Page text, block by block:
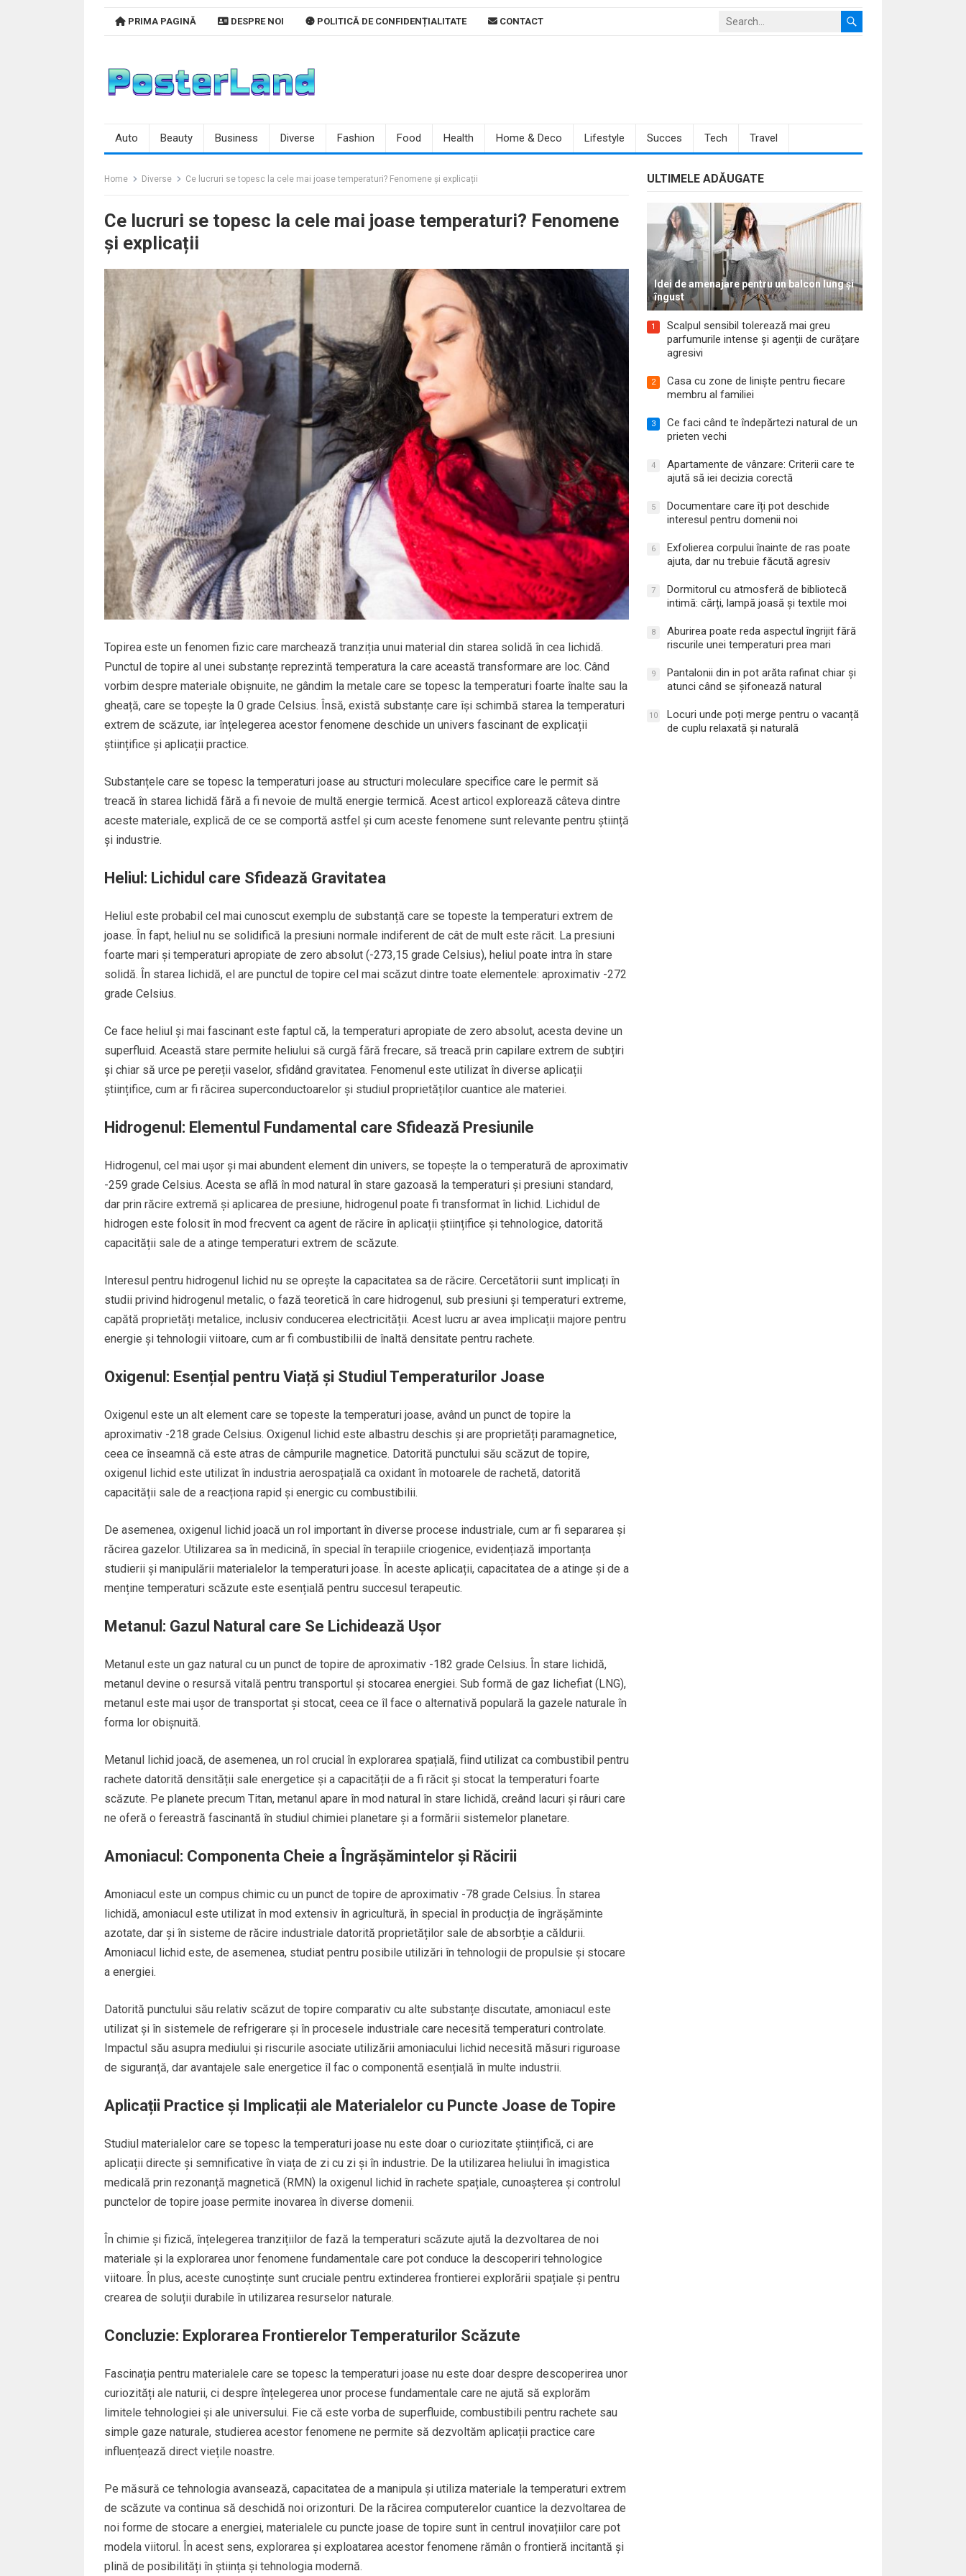
PRIMA PAGINĂ DESPRE NOI POLITICĂ DE CONFIDENȚIALITATE CONTACT
Auto Beauty Business Diverse Fashion Food Health Home & Deco Lifestyle Succes Tech Travel
Home Diverse Ce lucruri se topesc la cele mai joase temperaturi? Fenomene și explicații
Ce lucruri se topesc la cele mai joase temperaturi? Fenomene
și explicații
Topirea este un fenomen fizic care marchează tranziția unui material din starea solidă în cea lichidă.
Punctul de topire al unei substanțe reprezintă temperatura la care această transformare are loc. Când
vorbim despre materiale obișnuite, ne gândim la metale care se topesc la temperaturi foarte înalte sau la
gheață, care se topește la 0 grade Celsius. Însă, există substanțe care își schimbă starea la temperaturi
extrem de scăzute, iar înțelegerea acestor fenomene deschide un univers fascinant de explicații
științifice și aplicații practice.
Substanțele care se topesc la temperaturi joase au structuri moleculare specifice care le permit să
treacă în starea lichidă fără a fi nevoie de multă energie termică. Acest articol explorează câteva dintre
aceste materiale, explică de ce se comportă astfel și cum aceste fenomene sunt relevante pentru știință
și industrie.
Heliul: Lichidul care Sfidează Gravitatea
Heliul este probabil cel mai cunoscut exemplu de substanță care se topeste la temperaturi extrem de
joase. În fapt, heliul nu se solidifică la presiuni normale indiferent de cât de mult este răcit. La presiuni
foarte mari și temperaturi apropiate de zero absolut (-273,15 grade Celsius), heliul poate intra în stare
solidă. În starea lichidă, el are punctul de topire cel mai scăzut dintre toate elementele: aproximativ -272
grade Celsius.
Ce face heliul și mai fascinant este faptul că, la temperaturi apropiate de zero absolut, acesta devine un
superfluid. Această stare permite heliului să curgă fără frecare, să treacă prin capilare extrem de subțiri
și chiar să urce pe pereții vaselor, sfidând gravitatea. Fenomenul este utilizat în diverse aplicații
științifice, cum ar fi răcirea superconductoarelor și studiul proprietăților cuantice ale materiei.
Hidrogenul: Elementul Fundamental care Sfidează Presiunile
Hidrogenul, cel mai ușor și mai abundent element din univers, se topește la o temperatură de aproximativ
-259 grade Celsius. Acesta se află în mod natural în stare gazoasă la temperaturi și presiuni standard,
dar prin răcire extremă și aplicarea de presiune, hidrogenul poate fi transformat în lichid. Lichidul de
hidrogen este folosit în mod frecvent ca agent de răcire în aplicații științifice și tehnologice, datorită
capacității sale de a atinge temperaturi extrem de scăzute.
Interesul pentru hidrogenul lichid nu se oprește la capacitatea sa de răcire. Cercetătorii sunt implicați în
studii privind hidrogenul metalic, o fază teoretică în care hidrogenul, sub presiuni și temperaturi extreme,
capătă proprietăți metalice, inclusiv conducerea electricității. Acest lucru ar avea implicații majore pentru
energie și tehnologii viitoare, cum ar fi combustibilii de înaltă densitate pentru rachete.
Oxigenul: Esențial pentru Viață și Studiul Temperaturilor Joase
Oxigenul este un alt element care se topeste la temperaturi joase, având un punct de topire la
aproximativ -218 grade Celsius. Oxigenul lichid este albastru deschis și are proprietăți paramagnetice,
ceea ce înseamnă că este atras de câmpurile magnetice. Datorită punctului său scăzut de topire,
oxigenul lichid este utilizat în industria aerospațială ca oxidant în motoarele de rachetă, datorită
capacității sale de a reacționa rapid și energic cu combustibilii.
De asemenea, oxigenul lichid joacă un rol important în diverse procese industriale, cum ar fi separarea și
răcirea gazelor. Utilizarea sa în medicină, în special în terapiile criogenice, evidențiază importanța
studierii și manipulării materialelor la temperaturi joase. În aceste aplicații, capacitatea de a atinge și de a
menține temperaturi scăzute este esențială pentru succesul terapeutic.
Metanul: Gazul Natural care Se Lichidează Ușor
Metanul este un gaz natural cu un punct de topire de aproximativ -182 grade Celsius. În stare lichidă,
metanul devine o resursă vitală pentru transportul și stocarea energiei. Sub formă de gaz lichefiat (LNG),
metanul este mai ușor de transportat și stocat, ceea ce îl face o alternativă populară la gazele naturale în
forma lor obișnuită.
Metanul lichid joacă, de asemenea, un rol crucial în explorarea spațială, fiind utilizat ca combustibil pentru
rachete datorită densității sale energetice și a capacității de a fi răcit și stocat la temperaturi foarte
scăzute. Pe planete precum Titan, metanul apare în mod natural în stare lichidă, creând lacuri și râuri care
ne oferă o fereastră fascinantă în studiul chimiei planetare și a formării sistemelor planetare.
Amoniacul: Componenta Cheie a Îngrășămintelor și Răcirii
Amoniacul este un compus chimic cu un punct de topire de aproximativ -78 grade Celsius. În starea
lichidă, amoniacul este utilizat în mod extensiv în agricultură, în special în producția de îngrășăminte
azotate, dar și în sisteme de răcire industriale datorită proprietăților sale de absorbție a căldurii.
Amoniacul lichid este, de asemenea, studiat pentru posibile utilizări în tehnologii de propulsie și stocare
a energiei.
Datorită punctului său relativ scăzut de topire comparativ cu alte substanțe discutate, amoniacul este
utilizat și în sistemele de refrigerare și în procesele industriale care necesită temperaturi controlate.
Impactul său asupra mediului și riscurile asociate utilizării amoniacului lichid necesită măsuri riguroase
de siguranță, dar avantajele sale energetice îl fac o componentă esențială în multe industrii.
Aplicații Practice și Implicații ale Materialelor cu Puncte Joase de Topire
Studiul materialelor care se topesc la temperaturi joase nu este doar o curiozitate științifică, ci are
aplicații directe și semnificative în viața de zi cu zi și în industrie. De la utilizarea heliului în imagistica
medicală prin rezonanță magnetică (RMN) la oxigenul lichid în rachete spațiale, cunoașterea și controlul
punctelor de topire joase permite inovarea în diverse domenii.
În chimie și fizică, înțelegerea tranzițiilor de fază la temperaturi scăzute ajută la dezvoltarea de noi
materiale și la explorarea unor fenomene fundamentale care pot conduce la descoperiri tehnologice
viitoare. În plus, aceste cunoștințe sunt cruciale pentru extinderea frontierei explorării spațiale și pentru
crearea de soluții durabile în utilizarea resurselor naturale.
Concluzie: Explorarea Frontierelor Temperaturilor Scăzute
Fascinația pentru materialele care se topesc la temperaturi joase nu este doar despre descoperirea unor
curiozități ale naturii, ci despre înțelegerea unor procese fundamentale care ne ajută să explorăm
limitele tehnologiei și ale universului. Fie că este vorba de superfluide, combustibili pentru rachete sau
simple gaze naturale, studierea acestor fenomene ne permite să dezvoltăm aplicații practice care
influențează direct viețile noastre.
Pe măsură ce tehnologia avansează, capacitatea de a manipula și utiliza materiale la temperaturi extrem
de scăzute va continua să deschidă noi orizonturi. De la răcirea computerelor cuantice la dezvoltarea de
noi forme de stocare a energiei, materialele cu puncte joase de topire sunt în centrul inovațiilor care pot
modela viitorul. În acest sens, explorarea și exploatarea acestor fenomene rămân o frontieră incitantă și
plină de posibilități în știința și tehnologia modernă.
ULTIMELE ADĂUGATE
Idei de amenajare pentru un balcon lung și
îngust
1
Scalpul sensibil tolerează mai greu
parfumurile intense și agenții de curățare
agresivi
2
Casa cu zone de liniște pentru fiecare
membru al familiei
3
Ce faci când te îndepărtezi natural de un
prieten vechi
4
Apartamente de vânzare: Criterii care te
ajută să iei decizia corectă
5
Documentare care îți pot deschide
interesul pentru domenii noi
6
Exfolierea corpului înainte de ras poate
ajuta, dar nu trebuie făcută agresiv
7
Dormitorul cu atmosferă de bibliotecă
intimă: cărți, lampă joasă și textile moi
8
Aburirea poate reda aspectul îngrijit fără
riscurile unei temperaturi prea mari
9
Pantalonii din in pot arăta rafinat chiar și
atunci când se șifonează natural
10
Locuri unde poți merge pentru o vacanță
de cuplu relaxată și naturală